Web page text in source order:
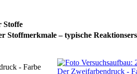
Stoffe
Stoffmerkmale – typische
- Farbe